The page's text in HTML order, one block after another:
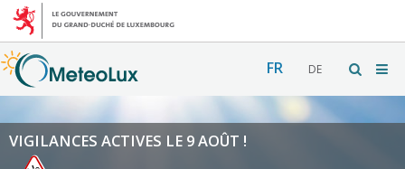
FR DE
VIGILANCES ACTIVES LE 9 AOÛT !